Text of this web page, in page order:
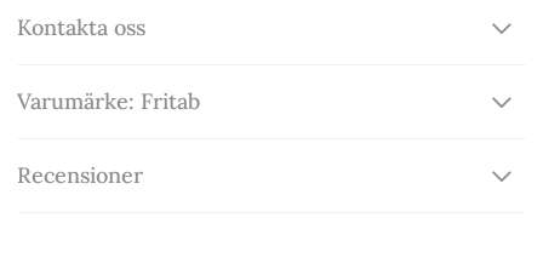
Kontakta oss
Varumärke: Fritab
Recensioner